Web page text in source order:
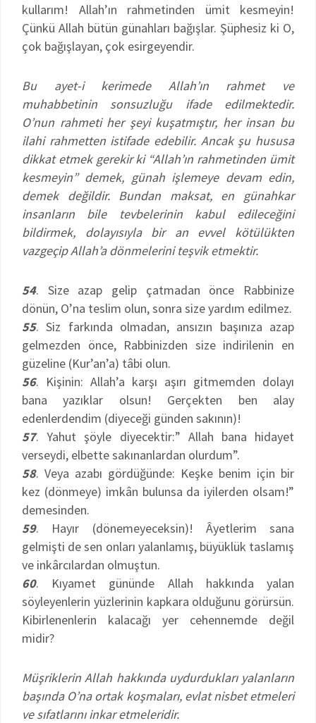
kullarım! Allah’ın rahmetinden ümit kesmeyin!
Çünkü Allah bütün günahları bağışlar. Şüphesiz ki O,
çok bağışlayan, çok esirgeyendir.
Bu ayet-i kerimede Allah’ın rahmet ve
muhabbetinin sonsuzluğu ifade edilmektedir.
O’nun rahmeti her şeyi kuşatmıştır, her insan bu
ilahi rahmetten istifade edebilir. Ancak şu hususa
dikkat etmek gerekir ki “Allah’ın rahmetinden ümit
kesmeyin” demek, günah işlemeye devam edin,
demek değildir. Bundan maksat, en günahkar
insanların bile tevbelerinin kabul edileceğini
bildirmek, dolayısıyla bir an evvel kötülükten
vazgeçip Allah’a dönmelerini teşvik etmektir.
54. Size azap gelip çatmadan önce Rabbinize
dönün, O’na teslim olun, sonra size yardım edilmez.
55. Siz farkında olmadan, ansızın başınıza azap
gelmezden önce, Rabbinizden size indirilenin en
güzeline (Kur’an’a) tâbi olun.
56. Kişinin: Allah’a karşı aşırı gitmemden dolayı
bana yazıklar olsun! Gerçekten ben alay
edenlerdendim (diyeceği günden sakının)!
57. Yahut şöyle diyecektir:” Allah bana hidayet
verseydi, elbette sakınanlardan olurdum”.
58. Veya azabı gördüğünde: Keşke benim için bir
kez (dönmeye) imkân bulunsa da iyilerden olsam!”
demesinden.
59. Hayır (dönemeyeceksin)! Âyetlerim sana
gelmişti de sen onları yalanlamış, büyüklük taslamış
ve inkârcılardan olmuştun.
60. Kıyamet gününde Allah hakkında yalan
söyleyenlerin yüzlerinin kapkara olduğunu görürsün.
Kibirlenenlerin kalacağı yer cehennemde değil
midir?
Müşriklerin Allah hakkında uydurdukları yalanların
başında O’na ortak koşmaları, evlat nisbet etmeleri
ve sıfatlarını inkar etmeleridir.